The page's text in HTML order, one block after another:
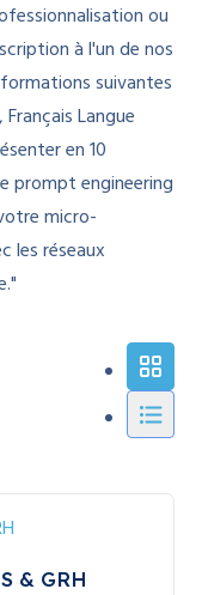
ou
à l'un de nos
suivantes
Langue
en 10
prompt engineering
micro-
les réseaux
& GRH